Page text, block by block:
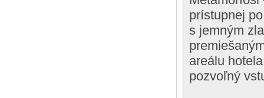
prístupnej
s jemným
areálu
pozvoľný